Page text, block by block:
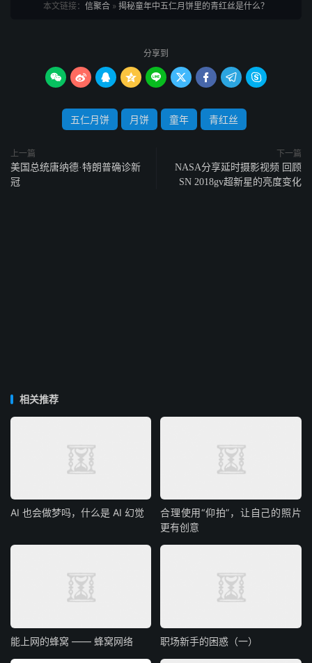
本文链接： 信聚合 » 揭秘童年中五仁月饼里的青红丝是什么？
分享到
        
五仁月饼 月饼 童年 青红丝
上一篇
美国总统唐纳德·特朗普确诊新
冠
下一篇
NASA分享延时摄影视频 回顾
SN 2018gv超新星的亮度变化
相关推荐
AI 也会做梦吗，什么是 AI 幻觉
合理使用“仰拍”，让自己的照片
更有创意
能上网的蜂窝 —— 蜂窝网络 职场新手的困惑（一）